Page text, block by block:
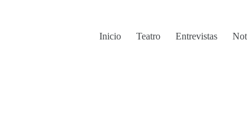
Inicio
Teatro Entrevistas